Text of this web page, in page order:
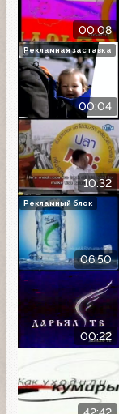
00:08
00:04
Рекламная заставка
10:32
06:50
Рекламный блок
00:22